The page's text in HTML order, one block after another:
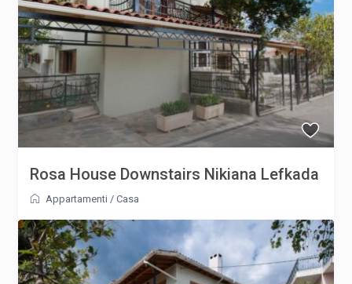
Rosa House Downstairs Nikiana Lefkada
Appartamenti /Casa